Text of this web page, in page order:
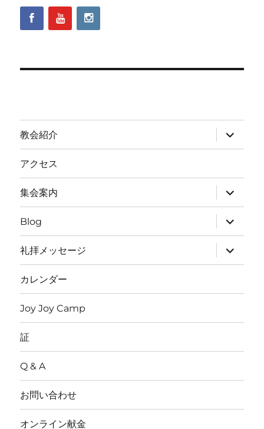
教会紹介
サ
ブ
メ
ー
を
展
開
アクセス
集会案内
サ
ブ
メ
ニ
ュ
ー
を
展
開
Blog
サ
ブ
メ
ニ
ュ
ー
開
礼拝メッセージ
サ
ブ
メ
ー
開
カレンダー
Joy Joy Camp
証
Q & A
お問い合わせ
オンライン献金